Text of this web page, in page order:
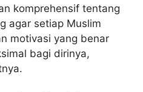
komprehensif tentang
agar setiap Muslim
motivasi yang benar
bagi dirinya,